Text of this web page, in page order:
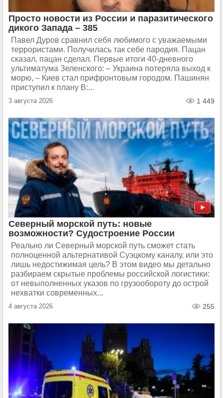
Просто новости из России и паразитического
дикого Запада – 385
Павел Дуров сравнил себя любимого с уважаемыми
террористами. Получилась так себе пародия. Пацан
сказал, пацан сделал. Первые итоги 40-дневного
ультиматума Зеленского: – Украина потеряла выход к
морю, – Киев стал прифронтовым городом. Пашинян
приступил к плану В:...
3 августа 2026 1 449
Северный морской путь: новые
возможности? Судостроение России
Реально ли Северный морской путь сможет стать
полноценной альтернативой Суэцкому каналу, или это
лишь недостижимая цель? В этом видео мы детально
разбираем скрытые проблемы российской логистики:
от невыполненных указов по грузообороту до острой
нехватки современных...
4 августа 2026 255